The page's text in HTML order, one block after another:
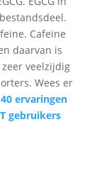
Cafeïne
daarvan is
veelzijdig
Wees er
ervaringen
gebruikers